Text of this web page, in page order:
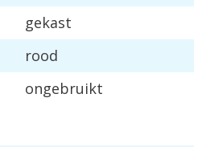
gekast
rood
ongebruikt